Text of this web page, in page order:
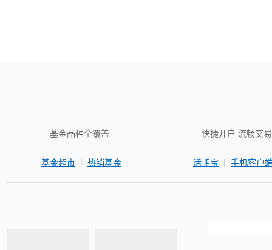
基金品种全覆盖
基金超市 | 热销基金
快捷开户 流畅交易
活期宝 | 手机客户